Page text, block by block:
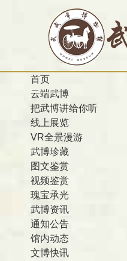
首页
云端武博
把武博讲给你听
线上展览
VR全景漫游
武博珍藏
图文鉴赏
视频鉴赏
瑰宝承光
武博资讯
通知公告
馆内动态
文博快讯